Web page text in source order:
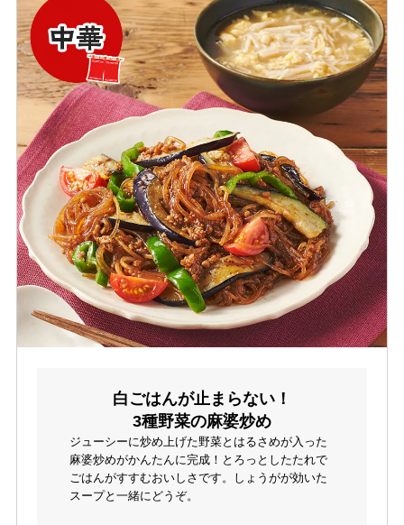
白ごはんが止まらない！
3種野菜の麻婆炒め
ジューシーに炒め上げた野菜とはるさめが入った
麻婆炒めがかんたんに完成！とろっとしたたれで
ごはんがすすむおいしさです。しょうがが効いた
スープと一緒にどうぞ。